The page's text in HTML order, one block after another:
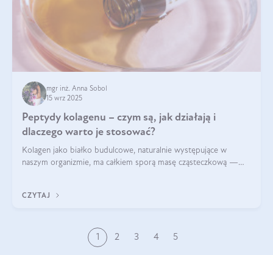
mgr inż. Anna Sobol
15 wrz 2025
Peptydy kolagenu – czym są, jak działają i
dlaczego warto je stosować?
Kolagen jako białko budulcowe, naturalnie występujące w
naszym organizmie, ma całkiem sporą masę cząsteczkową —
bardziej biodostępny
CZYTAJ
1 2 3 4 5